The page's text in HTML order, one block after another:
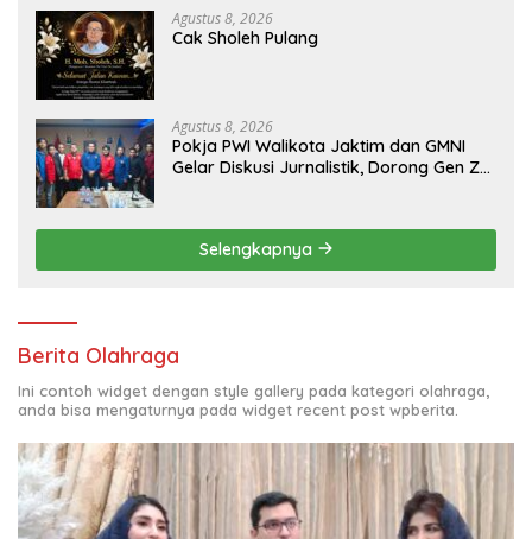
Agustus 8, 2026
Cak Sholeh Pulang
Agustus 8, 2026
Pokja PWI Walikota Jaktim dan GMNI
Gelar Diskusi Jurnalistik, Dorong Gen Z
Selengkapnya
Berita Olahraga
Ini contoh widget dengan style gallery pada kategori olahraga,
anda bisa mengaturnya pada widget recent post wpberita.